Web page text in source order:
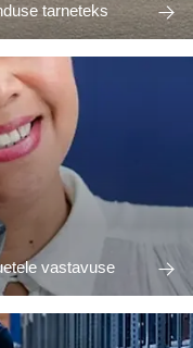
tarneteks
vastavuse